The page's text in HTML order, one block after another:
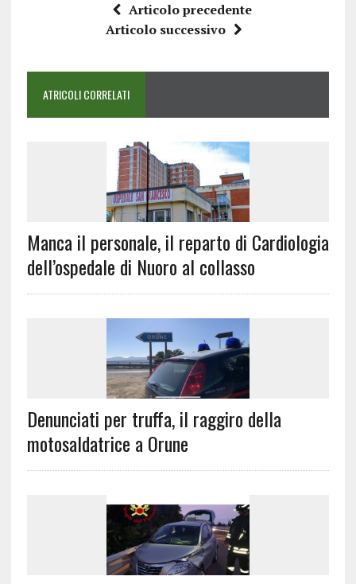
Articolo precedente
Articolo successivo
ATRICOLI CORRELATI
Manca il personale, il reparto di Cardiologia
dell’ospedale di Nuoro al collasso
Denunciati per truffa, il raggiro della
motosaldatrice a Orune